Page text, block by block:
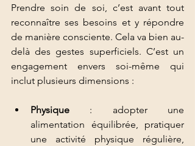
Prendre soin de soi, c’est avant tout
reconnaître ses besoins et y répondre
de manière consciente. Cela va bien au-
delà des gestes superficiels. C’est un
engagement envers soi-même qui
inclut plusieurs dimensions :
Physique : adopter une
alimentation équilibrée, pratiquer
une activité physique régulière,